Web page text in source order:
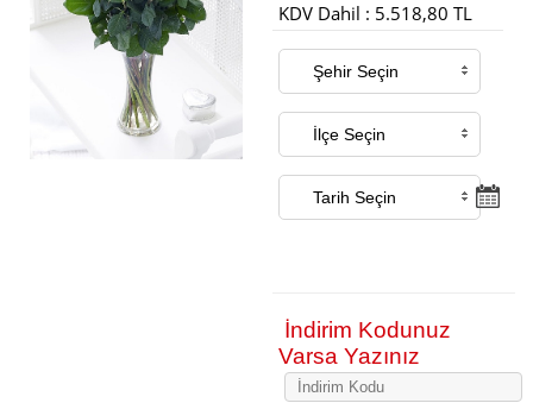
KDV Dahil : 5.518,80 TL
İndirim Kodunuz
Varsa Yazınız